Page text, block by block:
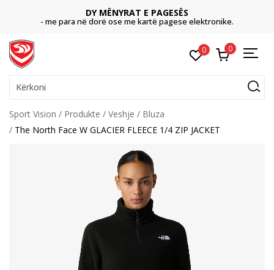
DY MËNYRAT E PAGESËS
- me para në dorë ose me kartë pagese elektronike.
0 0
Kërkoni
Sport Vision Produkte Veshje
Bluza
The North Face W GLACIER FLEECE 1/4 ZIP JACKET